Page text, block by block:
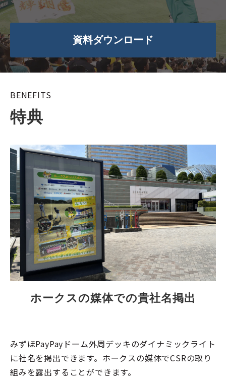
資料ダウンロード
BENEFITS
特典
ホークスの媒体での貴社名掲出
みずほPayPayドーム外周デッキ​のダイナミックライト
に社名を掲出できます。ホークスの媒体でCSRの取り
組みを露出することができます。